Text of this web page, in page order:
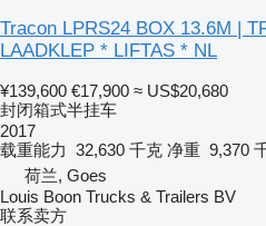
Tracon LPRS24 BOX 13.6M |
LAADKLEP * LIFTAS * NL
¥139,600 €17,900 ≈ US$20,680
封闭箱式半挂车
2017
载重能力 32,630 千克 净重 9,370
荷兰, Goes
Louis Boon Trucks & Trailers BV
联系卖方